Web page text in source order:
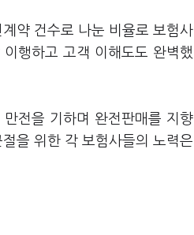
약 건수로 나눈 비율로 보험사
행하고 고객 이해도도 완벽했
전을 기하며 완전판매를 지향
을 위한 각 보험사들의 노력은